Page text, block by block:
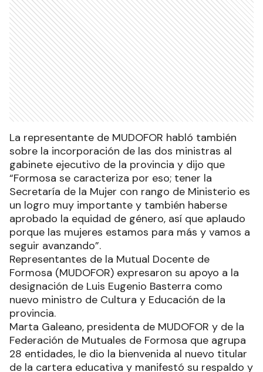
La representante de MUDOFOR habló también
sobre la incorporación de las dos ministras al
gabinete ejecutivo de la provincia y dijo que
“Formosa se caracteriza por eso; tener la
Secretaría de la Mujer con rango de Ministerio es
un logro muy importante y también haberse
aprobado la equidad de género, así que aplaudo
porque las mujeres estamos para más y vamos a
seguir avanzando”.
Representantes de la Mutual Docente de
Formosa (MUDOFOR) expresaron su apoyo a la
designación de Luis Eugenio Basterra como
nuevo ministro de Cultura y Educación de la
provincia.
Marta Galeano, presidenta de MUDOFOR y de la
Federación de Mutuales de Formosa que agrupa
28 entidades, le dio la bienvenida al nuevo titular
de la cartera educativa y manifestó su respaldo y